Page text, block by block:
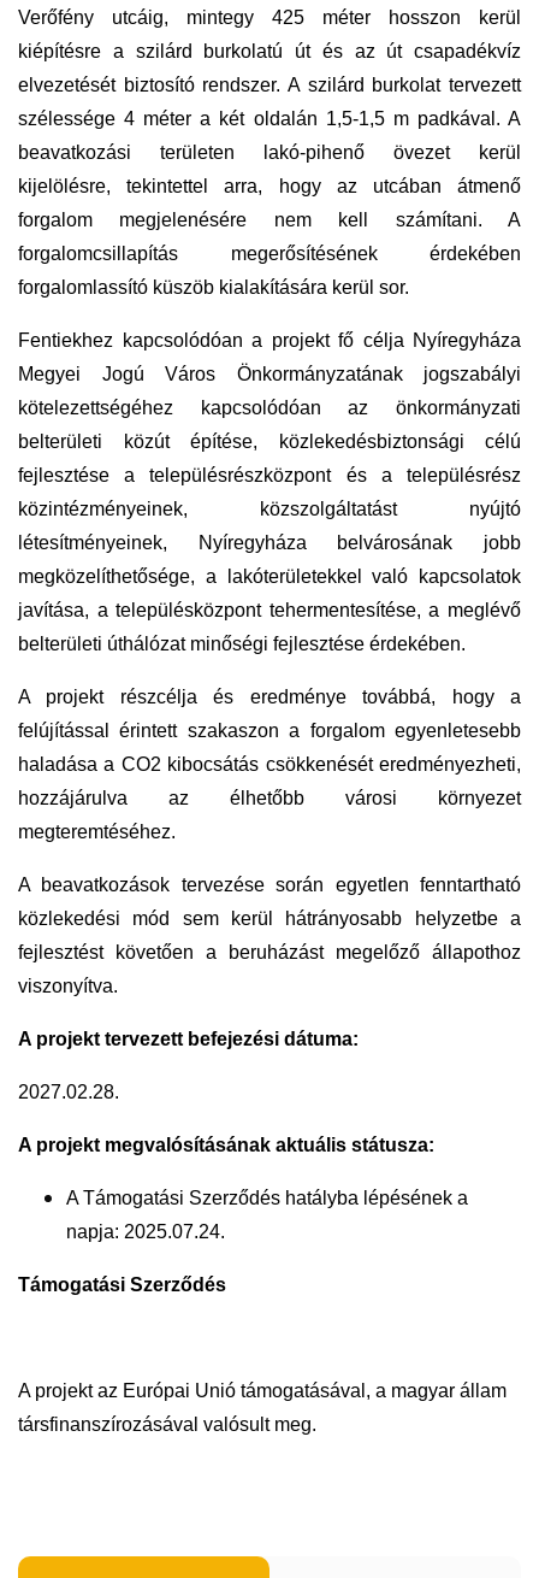
Verőfény utcáig, mintegy 425 méter hosszon kerül
kiépítésre a szilárd burkolatú út és az út csapadékvíz
elvezetését biztosító rendszer. A szilárd burkolat tervezett
szélessége 4 méter a két oldalán 1,5-1,5 m padkával. A
beavatkozási területen lakó-pihenő övezet kerül
kijelölésre, tekintettel arra, hogy az utcában átmenő
forgalom megjelenésére nem kell számítani. A
forgalomcsillapítás megerősítésének érdekében
forgalomlassító küszöb kialakítására kerül sor.
Fentiekhez kapcsolódóan a projekt fő célja Nyíregyháza
Megyei Jogú Város Önkormányzatának jogszabályi
kötelezettségéhez kapcsolódóan az önkormányzati
belterületi közút építése, közlekedésbiztonsági célú
fejlesztése a településrészközpont és a településrész
közintézményeinek, közszolgáltatást nyújtó
létesítményeinek, Nyíregyháza belvárosának jobb
megközelíthetősége, a lakóterületekkel való kapcsolatok
javítása, a településközpont tehermentesítése, a meglévő
belterületi úthálózat minőségi fejlesztése érdekében.
A projekt részcélja és eredménye továbbá, hogy a
felújítással érintett szakaszon a forgalom egyenletesebb
haladása a CO2 kibocsátás csökkenését eredményezheti,
hozzájárulva az élhetőbb városi környezet
megteremtéséhez.
A beavatkozások tervezése során egyetlen fenntartható
közlekedési mód sem kerül hátrányosabb helyzetbe a
fejlesztést követően a beruházást megelőző állapothoz
viszonyítva.
A projekt tervezett befejezési dátuma:
2027.02.28.
A projekt megvalósításának aktuális státusza:
A Támogatási Szerződés hatályba lépésének a
napja: 2025.07.24.
Támogatási Szerződés
A projekt az Európai Unió támogatásával, a magyar állam
társfinanszírozásával valósult meg.